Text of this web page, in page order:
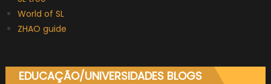
World of SL
ZHAO guide
EDUCAÇÃO/UNIVERSIDADES BLOGS